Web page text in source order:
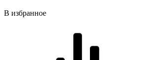
В избранное